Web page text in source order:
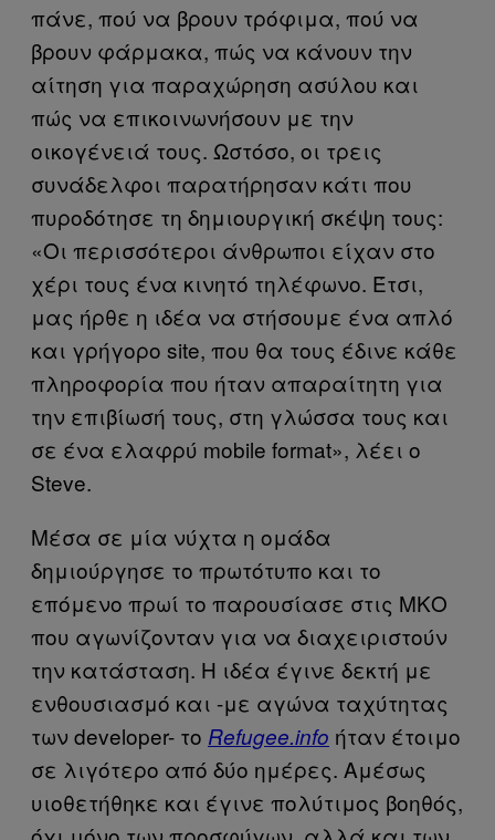
πάνε, πού να βρουν τρόφιμα, πού να
βρουν φάρμακα, πώς να κάνουν την
αίτηση για παραχώρηση ασύλου και
πώς να επικοινωνήσουν με την
οικογένειά τους. Ωστόσο, οι τρεις
συνάδελφοι παρατήρησαν κάτι που
πυροδότησε τη δημιουργική σκέψη τους:
«Οι περισσότεροι άνθρωποι είχαν στο
χέρι τους ένα κινητό τηλέφωνο. Έτσι,
μας ήρθε η ιδέα να στήσουμε ένα απλό
και γρήγορο site, που θα τους έδινε κάθε
πληροφορία που ήταν απαραίτητη για
την επιβίωσή τους, στη γλώσσα τους και
σε ένα ελαφρύ mobile format», λέει ο
Steve.
Μέσα σε μία νύχτα η ομάδα
δημιούργησε το πρωτότυπο και το
επόμενο πρωί το παρουσίασε στις ΜΚΟ
που αγωνίζονταν για να διαχειριστούν
την κατάσταση. Η ιδέα έγινε δεκτή με
ενθουσιασμό και -με αγώνα ταχύτητας
των developer- το Refugee.info ήταν έτοιμο
σε λιγότερο από δύο ημέρες. Αμέσως
υιοθετήθηκε και έγινε πολύτιμος βοηθός,